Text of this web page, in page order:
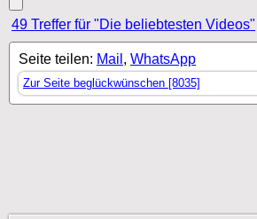
49 Treffer für "Die beliebtesten Videos"
Seite teilen: Mail , WhatsApp
Zur Seite beglückwünschen [8035]